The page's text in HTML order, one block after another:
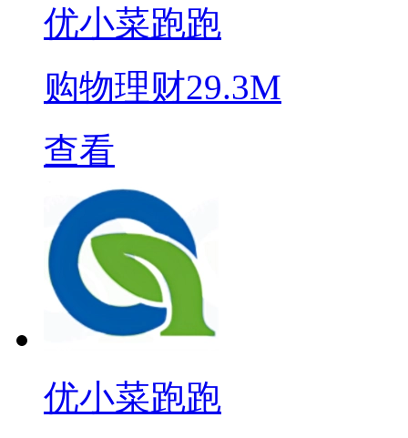
优小菜跑跑
购物理财29.3M
查看
优小菜跑跑